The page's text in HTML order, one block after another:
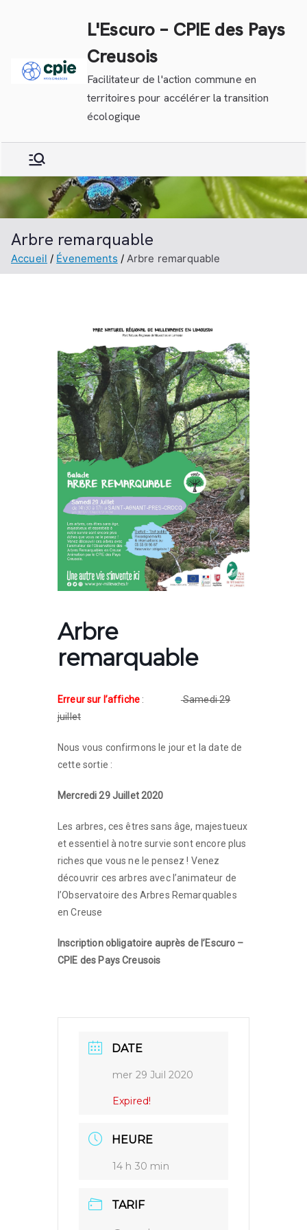
L'Escuro – CPIE des Pays
Creusois
Facilitateur de l'action commune en
territoires pour accélérer la transition
écologique
Arbre remarquable
Accueil Évenements Arbre remarquable
Arbre
remarquable
Erreur sur l’affiche : Samedi 29
juillet
Nous vous confirmons le jour et la date de
cette sortie :
Mercredi 29 Juillet 2020
Les arbres, ces êtres sans âge, majestueux
et essentiel à notre survie sont encore plus
riches que vous ne le pensez ! Venez
découvrir ces arbres avec l’animateur de
l’Observatoire des Arbres Remarquables
en Creuse
Inscription obligatoire auprès de l’Escuro –
CPIE des Pays Creusois
DATE
mer 29 Juil 2020
Expired!
HEURE
14 h 30 min
TARIF